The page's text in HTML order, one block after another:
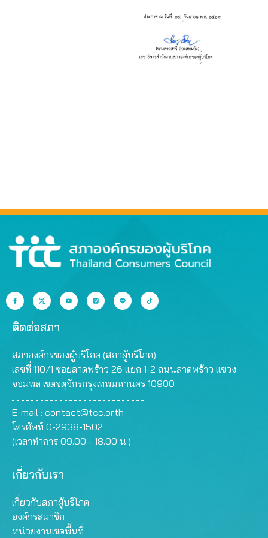
ติดต่อสภา
สภาองค์กรของผู้บริโภค (สภาผู้บริโภค)
เลขที่ 110/1 ซอยลาดพร้าว 26 แยก 1-2 ถนนลาดพร้าว แขวง
จอมพล เขตจตุจักรกรุงเทพมหานคร 10900
E-mail : contact@tcc.or.th
โทรศัพท์ 0-2938-1502
(เวลาทำการ 09.00 - 18.00 น.)
เกี่ยวกับเรา
เกี่ยวกับสภาผู้บริโภค
องค์กรสมาชิก
หน่วยงานเขตพื้นที่